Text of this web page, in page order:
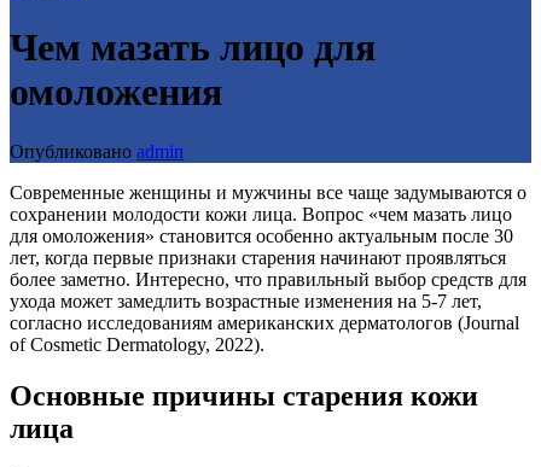
Чем мазать лицо для
омоложения
Опубликовано admin
Современные женщины и мужчины все чаще задумываются о
сохранении молодости кожи лица. Вопрос «чем мазать лицо
для омоложения» становится особенно актуальным после 30
лет, когда первые признаки старения начинают проявляться
более заметно. Интересно, что правильный выбор средств для
ухода может замедлить возрастные изменения на 5-7 лет,
согласно исследованиям американских дерматологов (Journal
of Cosmetic Dermatology, 2022).
Основные причины старения кожи
лица